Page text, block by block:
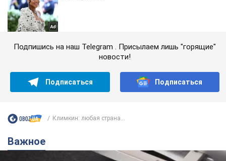
Подпишись на наш Telegram . Присылаем лишь "горящие"
новости!
Подписаться Подписаться
Климкин: любая страна...
Важное